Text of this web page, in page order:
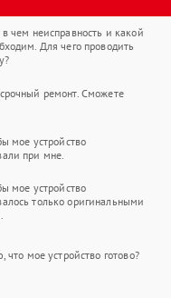
чем неисправность и какой
Для чего проводить
ремонт. Сможете
мое устройство
при мне.
мое устройство
только оригинальными
что мое устройство готово?